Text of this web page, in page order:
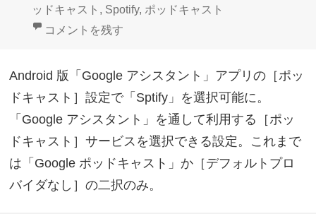
日:
者
ゴ
グ
ッドキャスト , Spotify, ポッドキャスト
Android「Google アシスタント」Spotifyポッドキャ
コメントを残す
Android 版「Google アシスタント」アプリの［ポッ
ドキャスト］設定で「Sptify」を選択可能に。
「Google アシスタント」を通して利用する［ポッ
ドキャスト］サービスを選択できる設定。これまで
は「Google ポッドキャスト」か［デフォルトプロ
バイダなし］の二択のみ。